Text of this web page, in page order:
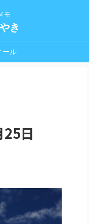
モ
き
ール
日